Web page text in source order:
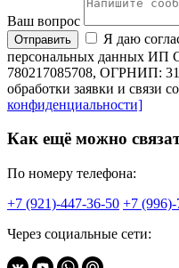
Ваш вопрос
Отправить
Я даю
персональных данных
780217085708, ОГРНИП:
обработки заявки и связи
конфиденциальности]
Как ещё можно
По номеру телефона:
+7 (921)-447-36-50 +7
Через социальные сети: